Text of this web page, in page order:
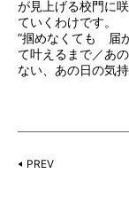
が見上げる校門に
ていくわけです。
”掴めなくても 届
て叶えるまで／あ
ない、あの日の気
PREV